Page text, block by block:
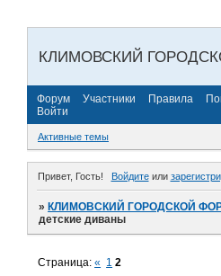
КЛИМОВСКИЙ
Форум Участники Правила
Войти
Активные темы
Привет, Гость! Войдитеили
»КЛИМОВСКИЙ ГОРОДСКОЙ
детские диваны
Страница:« 1 2